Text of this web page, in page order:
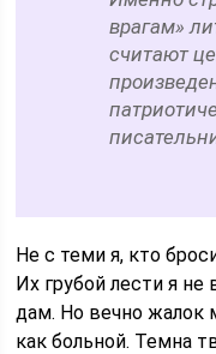
врагам»
считают
Не с теми я, кто
Их грубой лести я
дам. Но вечно жалок
как больной. Темна